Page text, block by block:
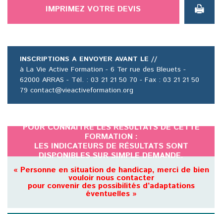
IMPRIMEZ VOTRE DEVIS
INSCRIPTIONS A ENVOYER AVANT LE //
à La Vie Active Formation - 6 Ter rue des Bleuets -
62000 ARRAS - Tél. : 03 21 21 50 70 - Fax : 03 21 21 50
79 contact@vieactiveformation.org
POUR CONNAÎTRE LES RÉSULTATS DE CETTE
FORMATION :
LES INDICATEURS DE RÉSULTATS SONT
DISPONIBLES SUR SIMPLE DEMANDE.
« Personne en situation de handicap, merci de bien
vouloir nous contacter
pour convenir des possibilités d’adaptations
éventuelles »